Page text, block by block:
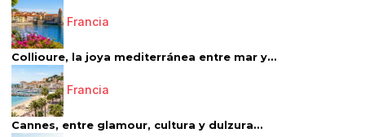
Francia
Collioure, la joya mediterránea entre mar y...
Francia
Cannes, entre glamour, cultura y dulzura...